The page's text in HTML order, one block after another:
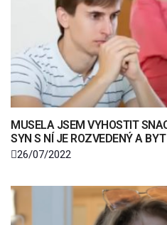
MUSELA JSEM VYHOSTIT
SYN S NÍ JE ROZVEDENÝ A
26/07/2022